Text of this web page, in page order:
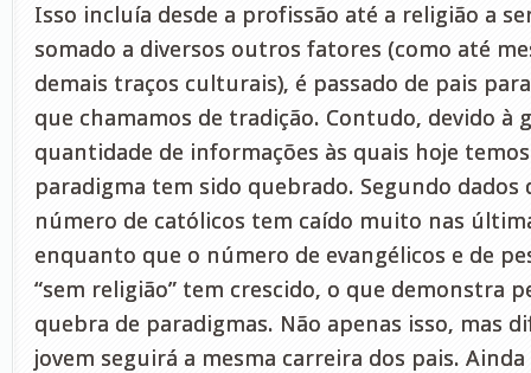
Isso incluía desde a profissão até a religião a
somado a diversos outros fatores (como até
demais traços culturais), é passado de pais
que chamamos de tradição. Contudo, devido à
quantidade de informações às quais hoje temos
paradigma tem sido quebrado. Segundo dados
número de católicos tem caído muito nas
enquanto que o número de evangélicos e de
“sem religião” tem crescido, o que demonstra
quebra de paradigmas. Não apenas isso, mas
jovem seguirá a mesma carreira dos pais.